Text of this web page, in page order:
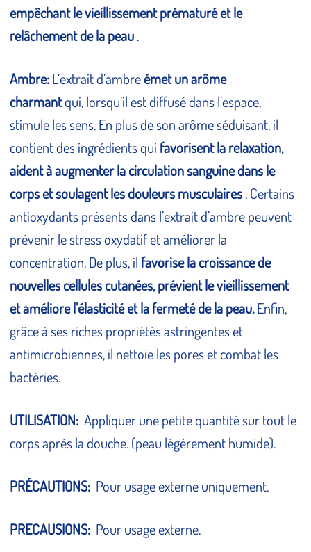
empêchant le vieillissement prématuré et le
relâchement de la peau.
Ambre:L’extrait d’ambreémet un arôme
charmantqui, lorsqu’il est diffusé dans l’espace,
stimule les sens. En plus de son arôme séduisant, il
contient des ingrédients qui favorisent la relaxation,
aident à augmenter la circulation sanguine dans le
corps et soulagent les douleurs musculaires. Certains
antioxydants présents dans l’extrait d’ambre peuvent
prévenir le stress oxydatif et améliorer la
concentration. De plus, il favorise la croissance de
nouvelles cellules cutanées, prévient le vieillissement
et améliore l’élasticité et la fermeté de la peau.Enfin,
grâce à ses riches propriétés astringentes et
antimicrobiennes, il nettoie les pores et combat les
bactéries.
UTILISATION:Appliquer une petite quantité sur tout le
corps après la douche. (peau légèrement humide).
PRÉCAUTIONS:Pour usage externe uniquement.
PRECAUSIONS:Pour usage externe.